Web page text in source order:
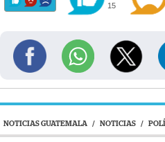
15
NOTICIAS GUATEMALA / NOTICIAS /